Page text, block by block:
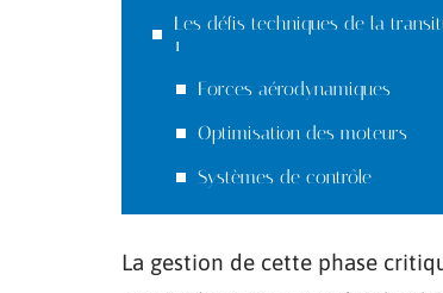
Les défis techniques de la
1
Forces aérodynamiques
Optimisation des moteurs
Systèmes de contrôle
La gestion de cette phase